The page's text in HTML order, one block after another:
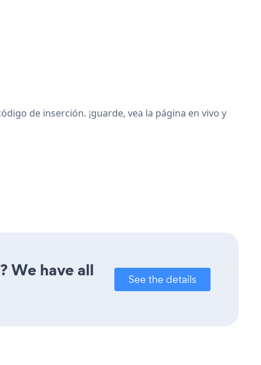
de inserción. ¡guarde, vea la página en vivo y
We have all
See the details